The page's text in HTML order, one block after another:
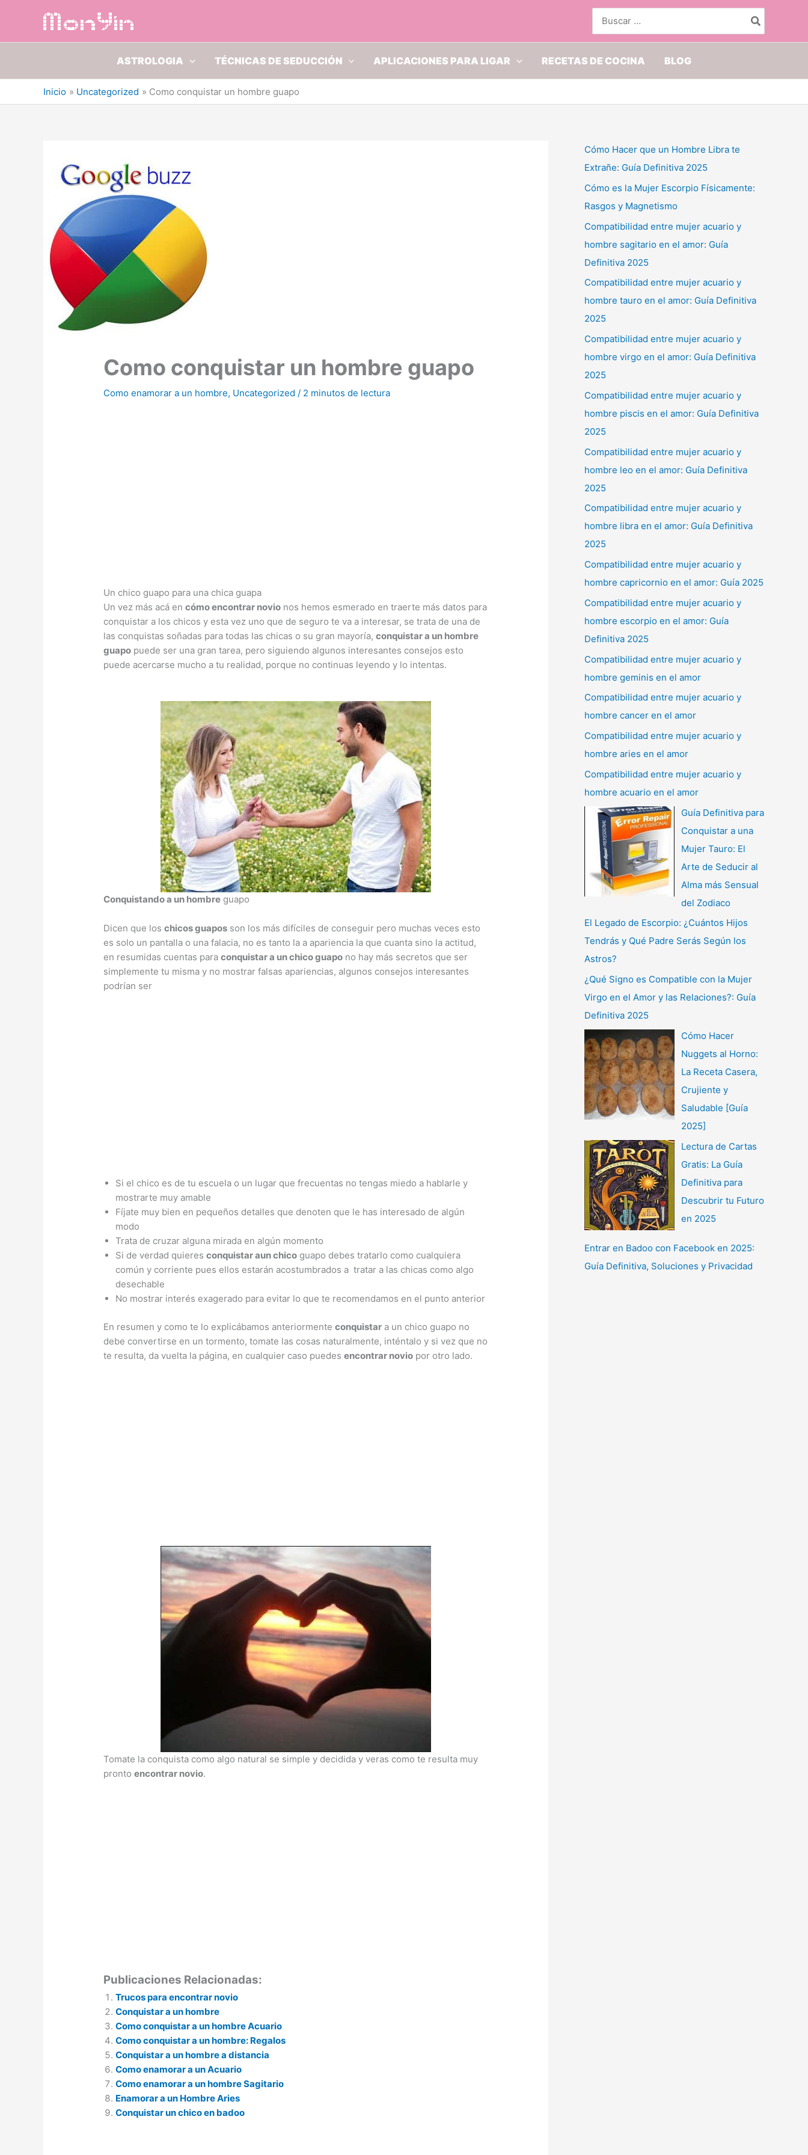
por:
ASTROLOGIA TÉCNICAS DE SEDUCCIÓN APLICACIONES PARA LIGAR RECETAS DE COCINA BLOG
Inicio Uncategorized Como conquistar un hombre guapo
Como conquistar un hombre guapo
Como enamorar a un hombre, Uncategorized / 2 minutos de lectura
Un chico guapo para una chica guapa
Un vez más acá encómo encontrar novio nos hemos esmerado en traerte más datos para
conquistar a los chicos y esta vez uno que de seguro te va a interesar, se trata de una de
las conquistas soñadas para todas las chicas o su gran mayoría,conquistar a un hombre
guapo puede ser una gran tarea, pero siguiendo algunos interesantes consejos esto
puede acercarse mucho a tu realidad, porque no continuas leyendo y lo intentas.
Conquistando a un hombre guapo
Dicen que loschicos guapos son los más difíciles de conseguir pero muchas veces esto
es solo un pantalla o una falacia, no es tanto la a apariencia la que cuanta sino la actitud,
en resumidas cuentas paraconquistar a un chico guapo no hay más secretos que ser
simplemente tu misma y no mostrar falsas apariencias, algunos consejos interesantes
podrían ser
Si el chico es de tu escuela o un lugar que frecuentas no tengas miedo a hablarle y
mostrarte muy amable
Fíjate muy bien en pequeños detalles que denoten que le has interesado de algún
modo
Trata de cruzar alguna mirada en algún momento
Si de verdad quieresconquistar aun chico guapo debes tratarlo como cualquiera
común y corriente pues ellos estarán acostumbrados a tratar a las chicas como algo
desechable
No mostrar interés exagerado para evitar lo que te recomendamos en el punto anterior
En resumen y como te lo explicábamos anteriormenteconquistar a un chico guapo no
debe convertirse en un tormento, tomate las cosas naturalmente, inténtalo y si vez que no
te resulta, da vuelta la página, en cualquier caso puedesencontrar novio por otro lado.
Tomate la conquista como algo natural se simple y decidida y veras como te resulta muy
prontoencontrar novio.
Publicaciones Relacionadas:
Trucos para encontrar novio
Conquistar a un hombre
Como conquistar a un hombre Acuario
Como conquistar a un hombre: Regalos
Conquistar a un hombre a distancia
Como enamorar a un Acuario
Como enamorar a un hombre Sagitario
Enamorar a un Hombre Aries
Conquistar un chico en badoo
Cómo Hacer que un Hombre Libra te
Extrañe: Guía Definitiva 2025
Cómo es la Mujer Escorpio Físicamente:
Rasgos y Magnetismo
Compatibilidad entre mujer acuario y
hombre sagitario en el amor: Guía
Definitiva 2025
Compatibilidad entre mujer acuario y
hombre tauro en el amor: Guía Definitiva
2025
Compatibilidad entre mujer acuario y
hombre virgo en el amor: Guía Definitiva
2025
Compatibilidad entre mujer acuario y
hombre piscis en el amor: Guía Definitiva
2025
Compatibilidad entre mujer acuario y
hombre leo en el amor: Guía Definitiva
2025
Compatibilidad entre mujer acuario y
hombre libra en el amor: Guía Definitiva
2025
Compatibilidad entre mujer acuario y
hombre capricornio en el amor: Guía 2025
Compatibilidad entre mujer acuario y
hombre escorpio en el amor: Guía
Definitiva 2025
Compatibilidad entre mujer acuario y
hombre geminis en el amor
Compatibilidad entre mujer acuario y
hombre cancer en el amor
Compatibilidad entre mujer acuario y
hombre aries en el amor
Compatibilidad entre mujer acuario y
hombre acuario en el amor
Guía Definitiva para
Conquistar a una
Mujer Tauro: El
Arte de Seducir al
Alma más Sensual
del Zodiaco
El Legado de Escorpio: ¿Cuántos Hijos
Tendrás y Qué Padre Serás Según los
Astros?
¿Qué Signo es Compatible con la Mujer
Virgo en el Amor y las Relaciones?: Guía
Definitiva 2025
Cómo Hacer
Nuggets al Horno:
La Receta Casera,
Crujiente y
Saludable [Guía
2025]
Lectura de Cartas
Gratis: La Guía
Definitiva para
Descubrir tu Futuro
en 2025
Entrar en Badoo con Facebook en 2025:
Guía Definitiva, Soluciones y Privacidad